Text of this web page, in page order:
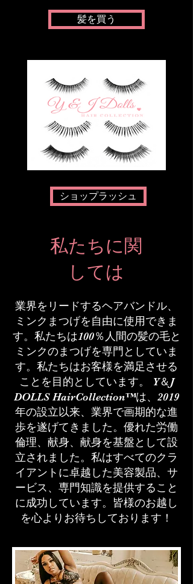
髪を買う
ショップラッシュ
私たちに関
しては
業界をリードするヘアバンドル、
ミンクまつげを自由に使用できま
す。私たちは100％人間の髪の毛と
ミンクのまつげを専門としていま
す。私たちはお客様を満足させる
ことを目的としています。 Y＆J
DOLLS HairCollection™は、2019
年の設立以来、業界で画期的な進
歩を遂げてきました。優れた労働
倫理、献身、献身を基盤として設
立されました。私はすべてのクラ
イアントに卓越した美容製品、サ
ービス、専門知識を提供すること
に成功しています。皆様のお越し
を心よりお待ちしております！